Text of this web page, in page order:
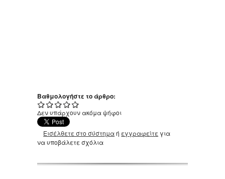
Βαθμολογήστε το άρθρο:
Δεν υπάρχουν ακόμα ψήφοι
Εισέλθετε στο σύστημαή εγγραφείτε για
να υποβάλετε σχόλια